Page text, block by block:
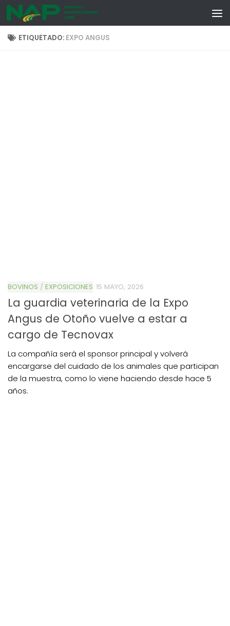
Skip to content
ETIQUETADO: EXPO ANGUS
BOVINOS / EXPOSICIONES 15 MAYO, 2026
La guardia veterinaria de la Expo
Angus de Otoño vuelve a estar a
cargo de Tecnovax
La compañía será el sponsor principal y volverá
encargarse del cuidado de los animales que participan
de la muestra, como lo viene haciendo desde hace 5
años.